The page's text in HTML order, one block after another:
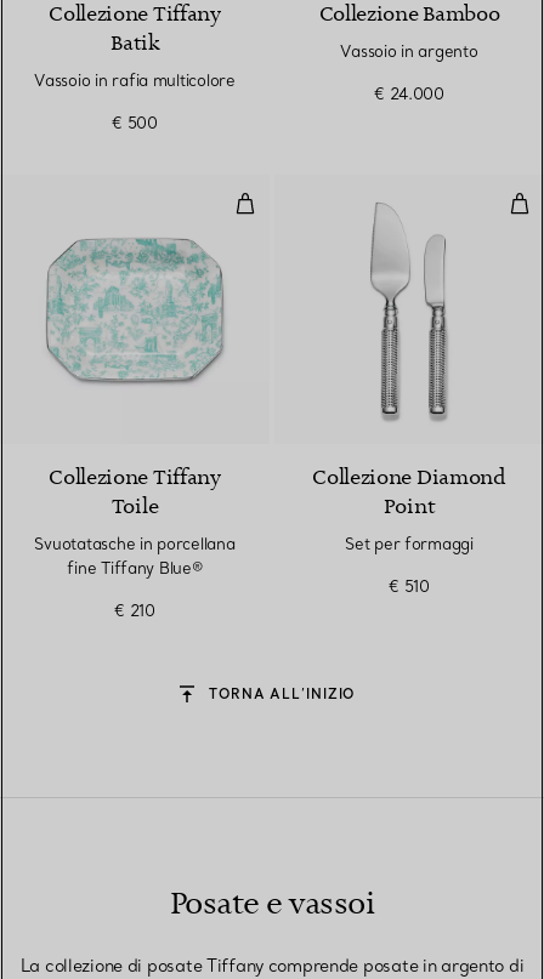
Collezione Tiffany
Batik
Vassoio in rafia multicolore
€ 500
Collezione Bamboo
Vassoio in argento
€ 24.000
Svuotatasche in porcellana fine
Collezione Tiffany
Toile
Svuotatasche in porcellana
fine Tiffany Blue®
€ 210
Collezione Diamond
Point
Set per formaggi
€ 510
TORNA ALL’INIZIO
Posate e vassoi
La collezione di posate Tiffany comprende posate in argento di